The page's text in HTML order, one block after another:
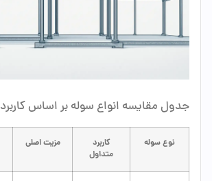
جدول مقایسه انواع سوله بر اساس کاربرد
نوع سوله
کاربرد
متداول
مزیت اصلی